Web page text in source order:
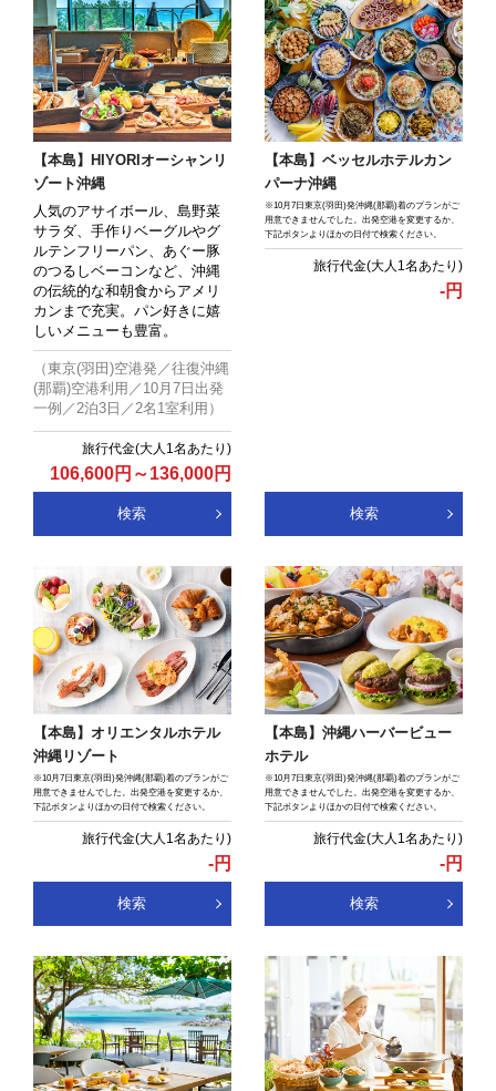
【本島】HIYORIオーシャンリ
ゾート沖縄
106,600円 ～136,000円
人気のアサイボール、島野菜
サラダ、手作りベーグルやグ
ルテンフリーパン、あぐー豚
のつるしベーコンなど、沖縄
の伝統的な和朝食からアメリ
カンまで充実。パン好きに嬉
しいメニューも豊富。
（東京(羽田)空港発／往復沖縄
(那覇)空港利用／10月7日出発
一例／2泊3日／2名1室利用）
検索
【本島】ベッセルホテルカン
パーナ沖縄
-円
※10月7日東京(羽田)発沖縄(那覇)着のプランがご
用意できませんでした。出発空港を変更するか、
下記ボタンよりほかの日付で検索ください。
検索
【本島】オリエンタルホテル
沖縄リゾート
-円
※10月7日東京(羽田)発沖縄(那覇)着のプランがご
用意できませんでした。出発空港を変更するか、
下記ボタンよりほかの日付で検索ください。
検索
【本島】沖縄ハーバービュー
ホテル
-円
※10月7日東京(羽田)発沖縄(那覇)着のプランがご
用意できませんでした。出発空港を変更するか、
下記ボタンよりほかの日付で検索ください。
検索